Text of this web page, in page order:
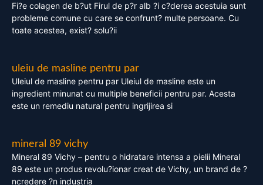
Fi?e colagen de b?ut Firul de p?r alb ?i c?derea acestuia sunt
probleme comune cu care se confrunt? multe persoane. Cu
toate acestea, exist? solu?ii
uleiu de masline pentru par
Uleiul de masline pentru par Uleiul de masline este un
ingredient minunat cu multiple beneficii pentru par. Acesta
este un remediu natural pentru ingrijirea si
mineral 89 vichy
Mineral 89 Vichy – pentru o hidratare intensa a pielii Mineral
89 este un produs revolu?ionar creat de Vichy, un brand de ?
ncredere ?n industria